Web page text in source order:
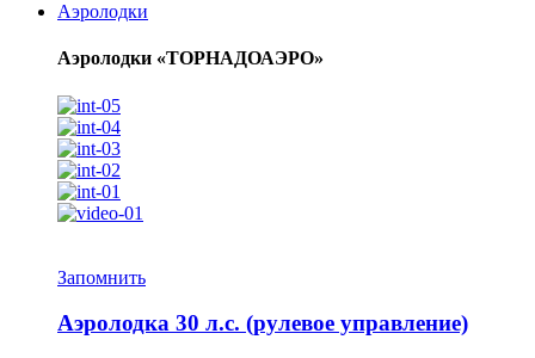
Аэролодки
Аэролодки «ТОРНАДОАЭРО»
Запомнить
Аэролодка 30 л.с. (рулевое управление)